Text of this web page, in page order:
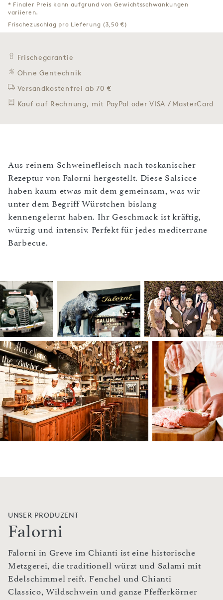
* Finaler Preis kann aufgrund von Gewichtsschwankungen
variieren.
Frischezuschlag pro Lieferung (3,50 €)
Frischegarantie
Ohne Gentechnik
Versandkostenfrei ab 70 €
Kauf auf Rechnung, mit PayPal oder VISA / MasterCard
Aus reinem Schweinefleisch nach toskanischer
Rezeptur von Falorni hergestellt. Diese Salsicce
haben kaum etwas mit dem gemeinsam, was wir
unter dem Begriff Würstchen bislang
kennengelernt haben. Ihr Geschmack ist kräftig,
würzig und intensiv. Perfekt für jedes mediterrane
Barbecue.
UNSER PRODUZENT
Falorni
Falorni in Greve im Chianti ist eine historische
Metzgerei, die traditionell würzt und Salami mit
Edelschimmel reift. Fenchel und Chianti
Classico, Wildschwein und ganze Pfefferkörner